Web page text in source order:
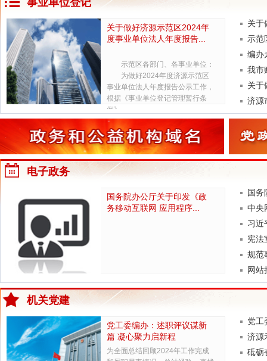
事业单位登记
关于做好济源示范区2024年
度事业单位法人年度报告...
示范区各部门、各事业单位：
为做好2024年度济源示范区
事业单位法人年度报告公示工作，
根据《事业单位登记管理暂行条
例》...
关于
示范
编办
我市
关于
济源
电子政务
国务院办公厅关于印发《政
务移动互联网 应用程序...
国务
中央
习近
宪法
规范
网站
机关党建
党工委编办：述职评议谋新
篇 凝心聚力启新程
为全面总结回顾2024年工作完成
党工
济源
砥砺